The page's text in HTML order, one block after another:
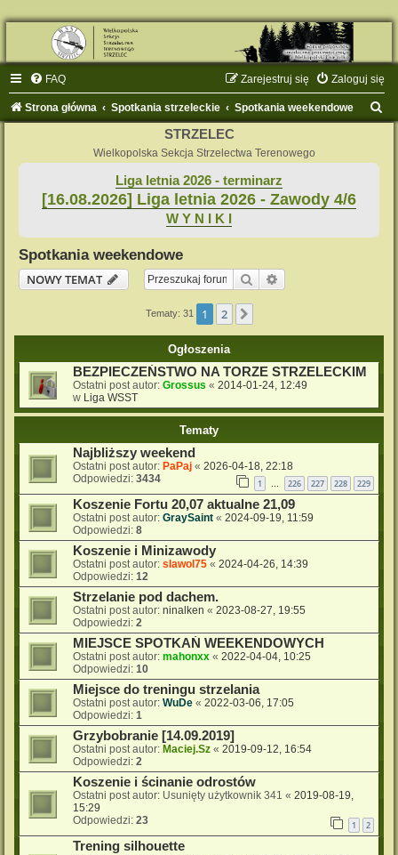
FAQ Zaloguj się
Zarejestruj się
Strona główna Spotkania strzeleckie Spotkania weekendowe
STRZELEC
Wielkopolska Sekcja Strzelectwa Terenowego
Liga letnia 2026 - terminarz
[16.08.2026] Liga letnia 2026 - Zawody 4/6
W Y N I K I
Spotkania weekendowe
NOWY TEMAT
Szukaj
Tematy: 31 1 2
Ogłoszenia
BEZPIECZEŃSTWO NA TORZE STRZELECKIM
Ostatni post autor: Grossus « 2014-01-24, 12:49
w Liga WSST
Tematy
Najbliższy weekend
Ostatni post autor: PaPaj « 2026-04-18, 22:18
Odpowiedzi: 3434 1 226 227 228 229
Koszenie Fortu 20,07 aktualne 21,09
Ostatni post autor: GraySaint « 2024-09-19, 11:59
Odpowiedzi: 8
Koszenie i Minizawody
Ostatni post autor: slawol75 « 2024-04-26, 14:39
Odpowiedzi: 12
Strzelanie pod dachem.
Ostatni post autor: ninalken « 2023-08-27, 19:55
Odpowiedzi: 2
MIEJSCE SPOTKAŃ WEEKENDOWYCH
Ostatni post autor: mahonxx « 2022-04-04, 10:25
Odpowiedzi: 10
Miejsce do treningu strzelania
Ostatni post autor: WuDe « 2022-03-06, 17:05
Odpowiedzi: 1
Grzybobranie [14.09.2019]
Ostatni post autor: Maciej.Sz « 2019-09-12, 16:54
Odpowiedzi: 2
Koszenie i ścinanie odrostów
Ostatni post autor: Usunięty użytkownik 341 « 2019-08-19,
15:29
Odpowiedzi: 23 1 2
Trening silhouette